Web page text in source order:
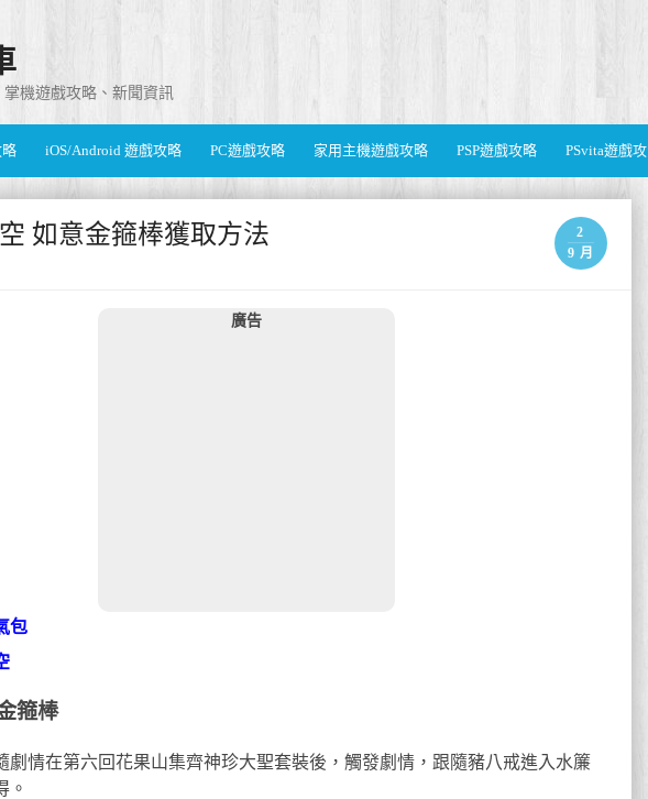
掌機遊戲攻略、新聞資訊
略 iOS/Android 遊戲攻略 PC遊戲攻略 家用主機遊戲攻略 PSP遊戲攻略 PSvita遊戲
如意金箍棒獲取方法
2
9 月
廣告
包
箍棒
劇情在第六回花果山集齊神珍大聖套裝後，觸發劇情，跟隨豬八戒進入水簾
。